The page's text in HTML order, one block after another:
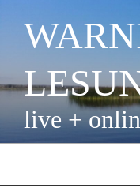
Inhalt
springen
live +